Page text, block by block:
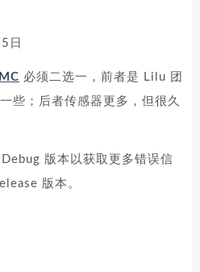
日
必须二选一，前者是 Lilu 团
些；后者传感器更多，但很久
版本以获取更多错误信
版本。